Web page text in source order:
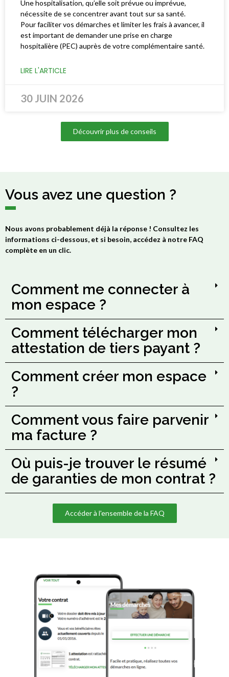
Une hospitalisation, qu’elle soit prévue ou imprévue,
nécessite de se concentrer avant tout sur sa santé.
Pour faciliter vos démarches et limiter les frais à avancer, il
est important de demander une prise en charge
hospitalière (PEC) auprès de votre complémentaire santé.
LIRE L'ARTICLE
30 JUIN 2026
Découvrir plus de conseils
Vous avez une question ?
Nous avons probablement déjà la réponse ! Consultez les
informations ci-dessous, et si besoin, accédez à notre FAQ
complète en un clic.
Comment me connecter à
mon espace ?
Comment télécharger mon
attestation de tiers payant ?
Comment créer mon espace
?
Comment vous faire parvenir
ma facture ?
Où puis-je trouver le résumé
de garanties de mon contrat ?
Accéder à l'ensemble de la FAQ